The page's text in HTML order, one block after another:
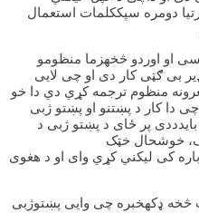
دومره سپککلمات استعمال
او اوردو څخهزما منظومو
بی ګټی کار دی او چی لایی
منظوم ترجمه کړي دي دا خو
دا کار د پښتنو او پښتو ژبی
پر ځای د پښتو ژبی د
خوشحال خټک
کی لیکني کړي وای او د هغوی
څخه ډکهخبره چی وایی پښتوژبی